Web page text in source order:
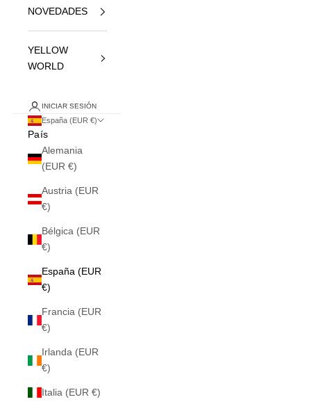
NOVEDADES
YELLOW
WORLD
INICIAR SESIÓN
España (EUR €)
País
Alemania
(EUR €)
Austria (EUR
€)
Bélgica (EUR
€)
España (EUR
€)
Francia (EUR
€)
Irlanda (EUR
€)
Italia (EUR €)